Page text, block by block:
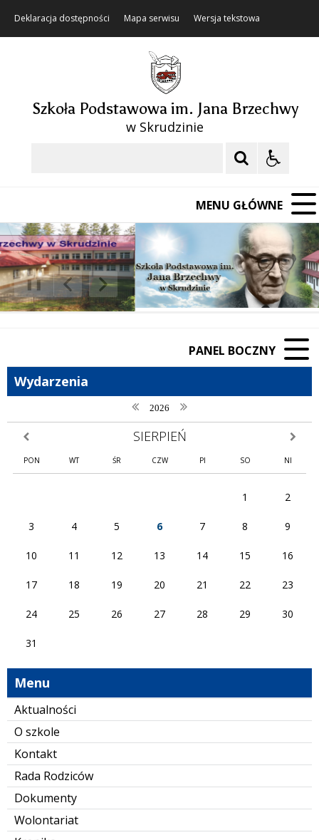
Deklaracja dostępności Mapa serwisu Wersja tekstowa
Szkoła Podstawowa im. Jana Brzechwy
w Skrudzinie
MENU GŁÓWNE
Poprzedni Element
Następny Element
❚❚
PANEL BOCZNY
Wydarzenia
poprzedni rok
2026 następny rok
poprzedni miesiąc SIERPIEŃ
PON WT ŚR CZW PI SO NI
1 2
3 4 5 6 7 8 9
10 11 12 13 14 15 16
17 18 19 20 21 22 23
24 25 26 27 28 29 30
31
Menu
Aktualności
O szkole
Kontakt
Rada Rodziców
Dokumenty
Wolontariat